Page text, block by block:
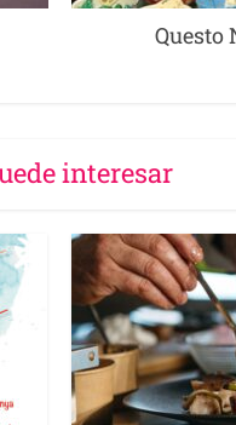
Questo
interesar